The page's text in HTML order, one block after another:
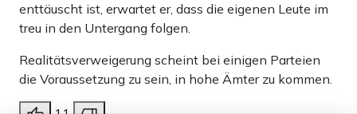
enttäuscht ist, erwartet er, dass die eigenen Leute im
treu in den Untergang folgen.
Realitätsverweigerung scheint bei einigen Parteien
die Voraussetzung zu sein, in hohe Ämter zu kommen.